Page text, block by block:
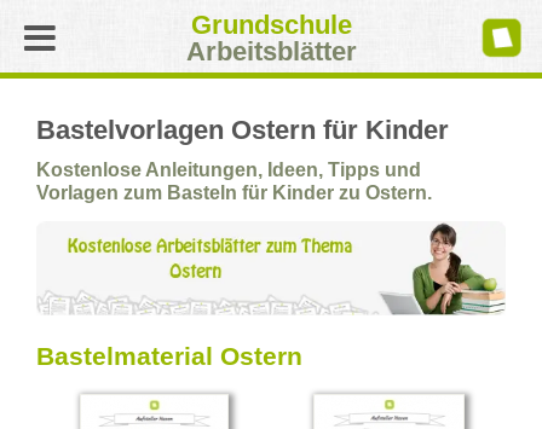
Grundschule
Arbeitsblätter
Bastelvorlagen Ostern für Kinder
Kostenlose Anleitungen, Ideen, Tipps und
Vorlagen zum Basteln für Kinder zu Ostern.
Bastelmaterial Ostern